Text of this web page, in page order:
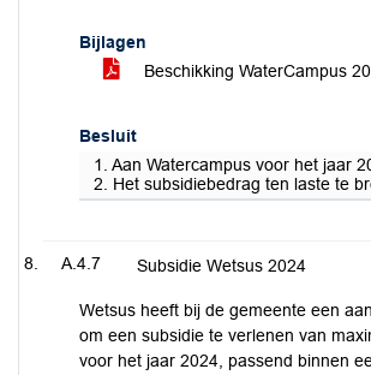
Bijlagen
Beschikking WaterCampus
Besluit
1. Aan Watercampus voor het jaar
2. Het subsidiebedrag ten laste te
A.4.7 Subsidie Wetsus 2024
Wetsus heeft bij de gemeente een
om een subsidie te verlenen van
voor het jaar 2024, passend binnen